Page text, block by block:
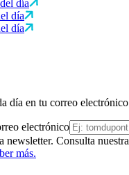
día
día
día
día en tu correo
electrónico
newsletter. Consulta nuestra
más.